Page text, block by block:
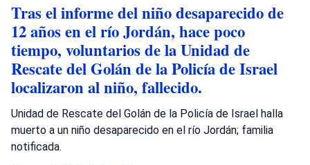
Tras el informe del niño desaparecido de
12 años en el río Jordán, hace poco
tiempo, voluntarios de la Unidad de
Rescate del Golán de la Policía de Israel
localizaron al niño, fallecido.
Unidad de Rescate del Golán de la Policía de Israel halla
muerto a un niño desaparecido en el río Jordán; familia
notificada.